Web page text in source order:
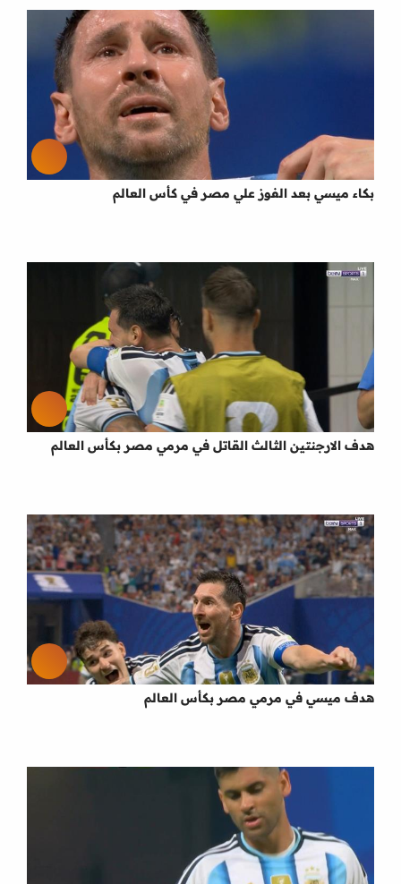
بكاء ميسي بعد الفوز علي مصر في كأس العالم
هدف الارجنتين الثالث القاتل في مرمي مصر بكأس العالم
هدف ميسي في مرمي مصر بكأس العالم